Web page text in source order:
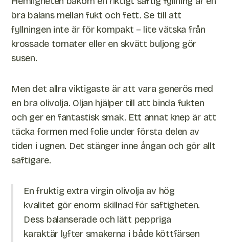
bra balans mellan fukt och fett. Se till att
fyllningen inte är för kompakt – lite vätska från
krossade tomater eller en skvätt buljong gör
susen.
Men det allra viktigaste är att vara generös med
en bra olivolja. Oljan hjälper till att binda fukten
och ger en fantastisk smak. Ett annat knep är att
täcka formen med folie under första delen av
tiden i ugnen. Det stänger inne ångan och gör allt
saftigare.
En fruktig extra virgin olivolja av hög
kvalitet gör enorm skillnad för saftigheten.
Dess balanserade och lätt peppriga
karaktär lyfter smakerna i både köttfärsen